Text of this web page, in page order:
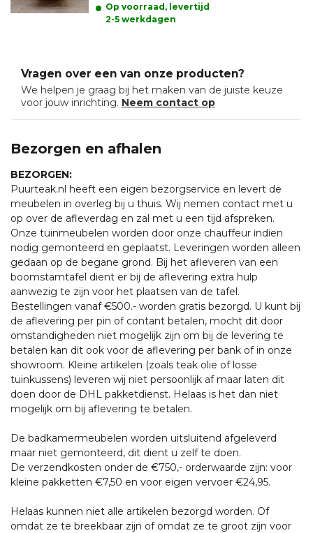
Op voorraad, levertijd
2-5 werkdagen
Vragen over een van onze producten?
We helpen je graag bij het maken van de juiste keuze
voor jouw inrichting. Neem contact op
Bezorgen en afhalen
BEZORGEN:
Puurteak.nl heeft een eigen bezorgservice en levert de
meubelen in overleg bij u thuis. Wij nemen contact met u
op over de afleverdag en zal met u een tijd afspreken.
Onze tuinmeubelen worden door onze chauffeur indien
nodig gemonteerd en geplaatst. Leveringen worden alleen
gedaan op de begane grond. Bij het afleveren van een
boomstamtafel dient er bij de aflevering extra hulp
aanwezig te zijn voor het plaatsen van de tafel.
Bestellingen vanaf €500.- worden gratis bezorgd. U kunt bij
de aflevering per pin of contant betalen, mocht dit door
omstandigheden niet mogelijk zijn om bij de levering te
betalen kan dit ook voor de aflevering per bank of in onze
showroom. Kleine artikelen (zoals teak olie of losse
tuinkussens) leveren wij niet persoonlijk af maar laten dit
doen door de DHL pakketdienst. Helaas is het dan niet
mogelijk om bij aflevering te betalen.
De badkamermeubelen worden uitsluitend afgeleverd
maar niet gemonteerd, dit dient u zelf te doen.
De verzendkosten onder de €750,- orderwaarde zijn: voor
kleine pakketten €7,50 en voor eigen vervoer €24,95.
Helaas kunnen niet alle artikelen bezorgd worden. Of
omdat ze te breekbaar zijn of omdat ze te groot zijn voor